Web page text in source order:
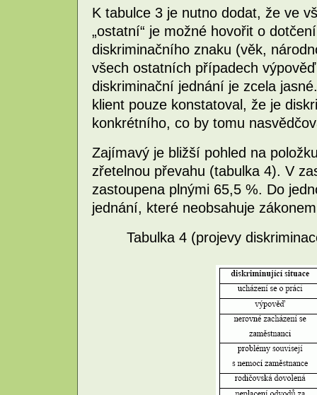
K tabulce 3 je nutno dodat, že ve
„ostatní“ je možné hovořit o
diskriminačního znaku (věk,
všech ostatních případech
diskriminační jednání je zcela
klient pouze konstatoval, že je
konkrétního, co by tomu
Zajímavý je bližší pohled na
zřetelnou převahu (tabulka 4). V
zastoupena plnými 65,5 %. Do
jednání, které neobsahuje
Tabulka 4 (projevy